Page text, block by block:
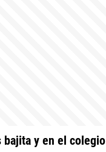
bajita y en el